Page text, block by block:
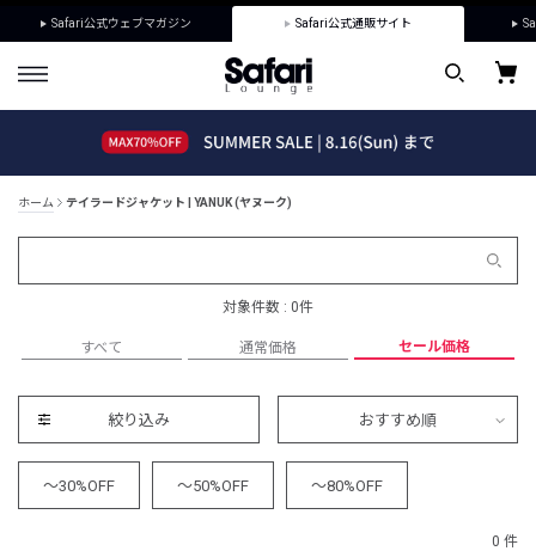
Safari公式ウェブマガジン Safari公式通販サイト
ホーム テイラードジャケット | YANUK (ヤヌーク)
対象件数 : 0件
すべて 通常価格 セール価格
絞り込み おすすめ順
～30%OFF ～50%OFF ～80%OFF
0 件